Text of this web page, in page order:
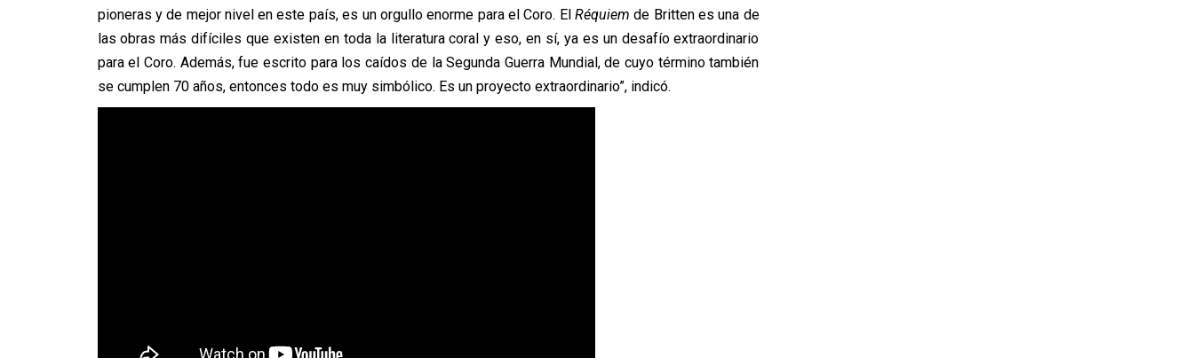
pioneras y de mejor nivel en este país, es un orgullo enorme para el Coro. El Réquiem de Britten es una de
las obras más difíciles que existen en toda la literatura coral y eso, en sí, ya es un desafío extraordinario
para el Coro. Además, fue escrito para los caídos de la Segunda Guerra Mundial, de cuyo término también
se cumplen 70 años, entonces todo es muy simbólico. Es un proyecto extraordinario”, indicó.